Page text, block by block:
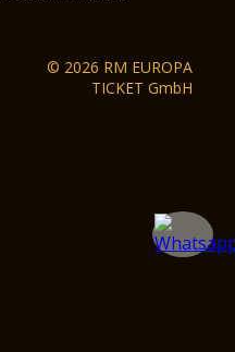
© 2026 RM EUROPA
TICKET GmbH